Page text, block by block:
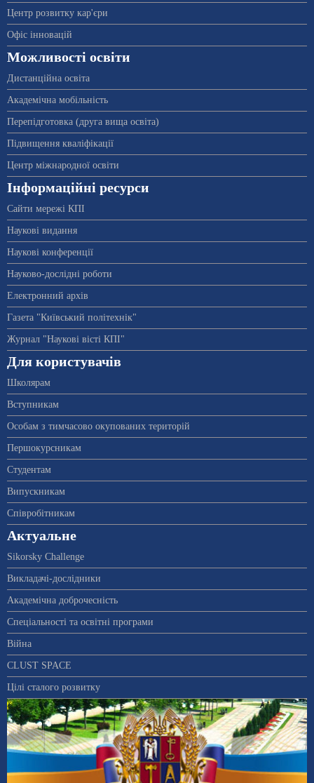
Центр розвитку кар'єри
Офіс інновацій
Можливості освіти
Дистанційна освіта
Академічна мобільність
Перепідготовка (друга вища освіта)
Підвищення кваліфікації
Центр міжнародної освіти
Інформаційні ресурси
Сайти мережі КПІ
Наукові видання
Наукові конференції
Науково-дослідні роботи
Електронний архів
Газета "Київський політехнік"
Журнал "Наукові вісті КПІ"
Для користувачів
Школярам
Вступникам
Особам з тимчасово окупованих територій
Першокурсникам
Студентам
Випускникам
Співробітникам
Актуальне
Sikorsky Challenge
Викладачі-дослідники
Академічна доброчесність
Спеціальності та освітні програми
Війна
CLUST SPACE
Цілі сталого розвитку